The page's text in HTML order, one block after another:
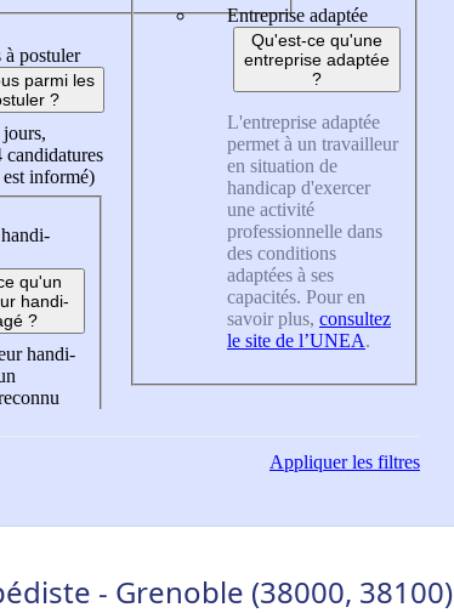
à postuler
parmi les
?
candidatures
informé)
qu'un
handi-
?
handi-
Entreprise adaptée
Qu'est-ce qu'une
entreprise adaptée
?
L'entreprise adaptée
permet à un travailleur
en situation de
handicap d'exercer
une activité
professionnelle dans
des conditions
adaptées à ses
capacités. Pour en
savoir plus, consultez
le site de l’UNEA.
Appliquerles filtres
- Grenoble (38000, 38100)